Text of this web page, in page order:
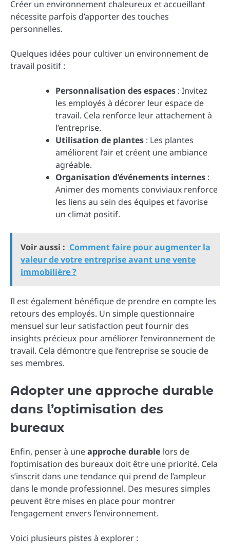
Créer un environnement chaleureux et accueillant
nécessite parfois d’apporter des touches
personnelles.
Quelques idées pour cultiver un environnement de
travail positif :
Personnalisation des espaces : Invitez
les employés à décorer leur espace de
travail. Cela renforce leur attachement à
l’entreprise.
Utilisation de plantes : Les plantes
améliorent l’air et créent une ambiance
agréable.
Organisation d’événements internes :
Animer des moments conviviaux renforce
les liens au sein des équipes et favorise
un climat positif.
Voir aussi : Comment faire pour augmenter la
valeur de votre entreprise avant une vente
immobilière ?
Il est également bénéfique de prendre en compte les
retours des employés. Un simple questionnaire
mensuel sur leur satisfaction peut fournir des
insights précieux pour améliorer l’environnement de
travail. Cela démontre que l’entreprise se soucie de
ses membres.
Adopter une approche durable
dans l’optimisation des
bureaux
Enfin, penser à uneapproche durable lors de
l’optimisation des bureaux doit être une priorité. Cela
s’inscrit dans une tendance qui prend de l’ampleur
dans le monde professionnel. Des mesures simples
peuvent être mises en place pour montrer
l’engagement envers l’environnement.
Voici plusieurs pistes à explorer :